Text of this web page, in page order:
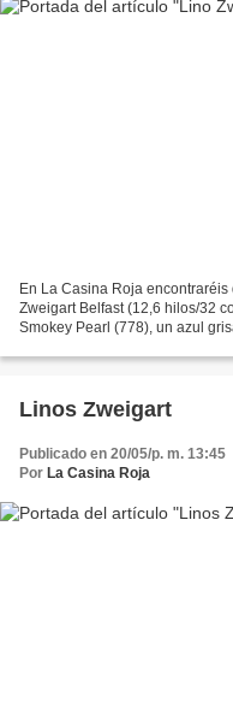
En La Casina Roja
Zweigart Belfast (12,6 hilos/32
Smokey Pearl (778), un azul
Linos Zweigart
Publicado en 20/05/p. m. 13:45
Por La Casina Roja